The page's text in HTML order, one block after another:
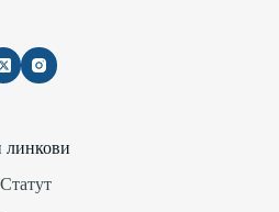
линкови
Статут